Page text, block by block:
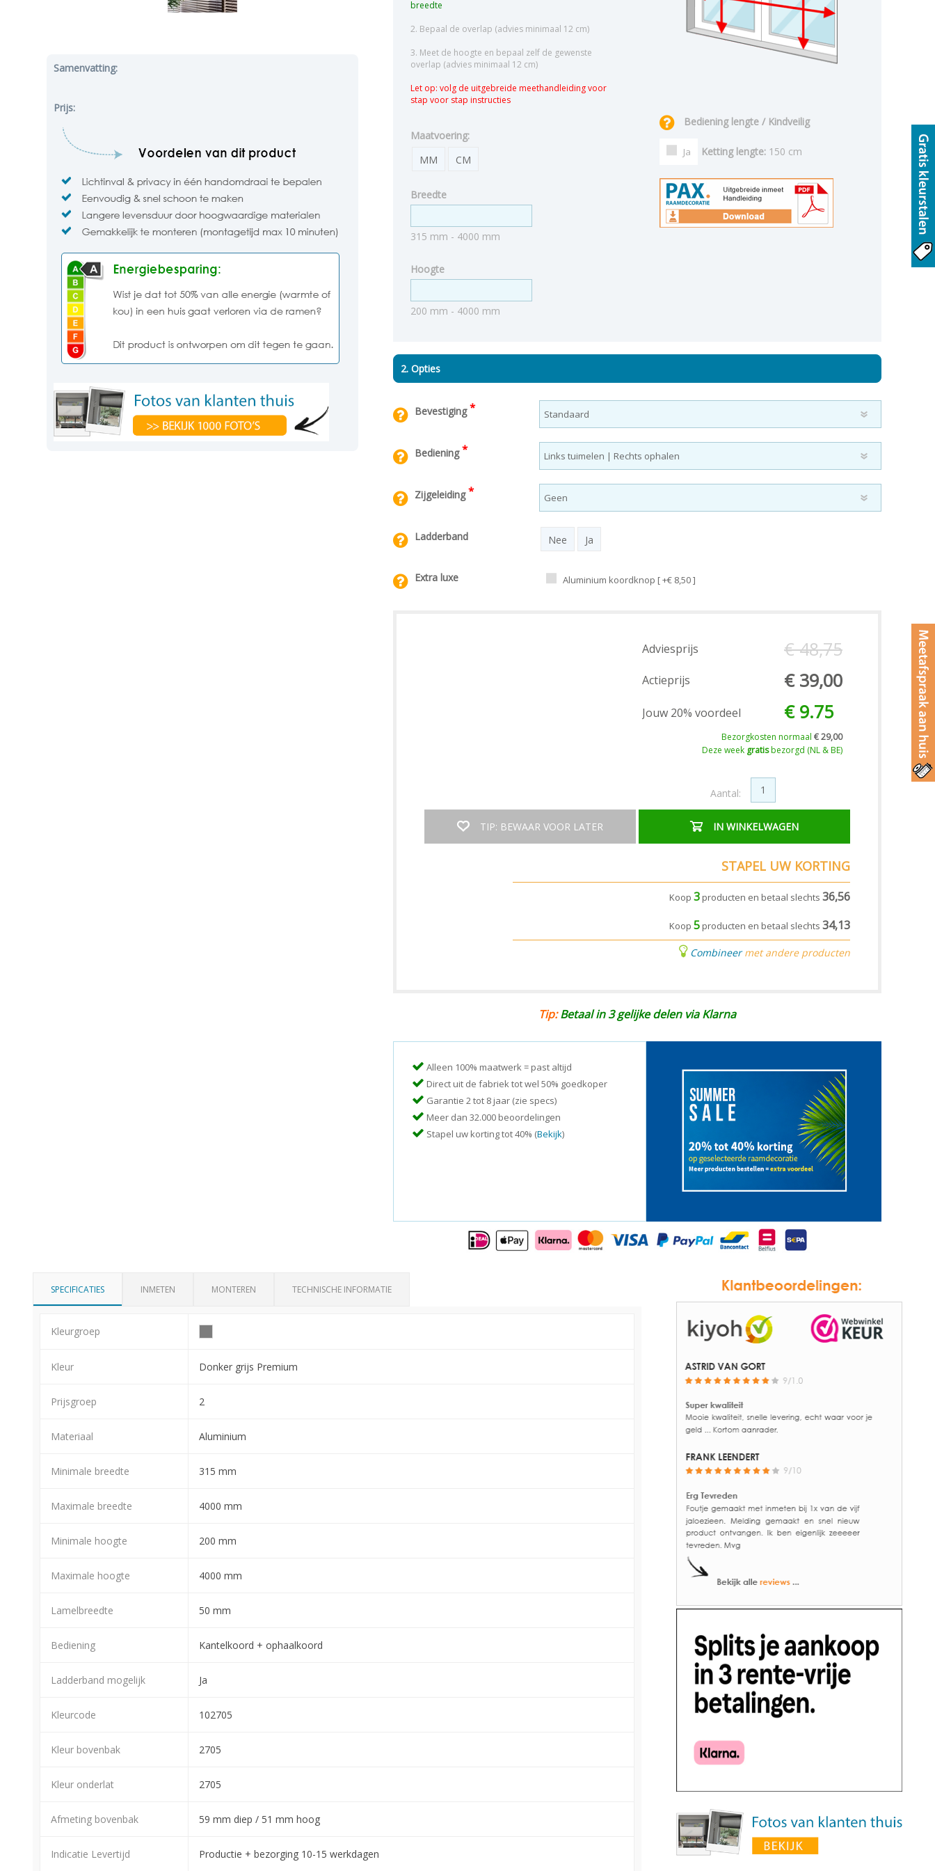
Samenvatting:
Prijs:
breedte
2. Bepaal de overlap (advies minimaal 12 cm)
3. Meet de hoogte en bepaal zelf de gewenste
overlap (advies minimaal 12 cm)
Let op: volg de uitgebreide meethandleiding voor
stap voor stap instructies
Maatvoering:
MM
CM
Breedte
315 mm - 4000 mm
Hoogte
200 mm - 4000 mm
Bediening lengte / Kindveilig
Ja Ketting lengte: 150 cm
2. Opties
Bevestiging*
Bediening*
Zijgeleiding*
Ladderband Nee Ja
Extra luxe Aluminium koordknop [ +€ 8,50 ]
Adviesprijs € 48,75
Actieprijs € 39,00
Jouw 20% voordeel € 9.75
Bezorgkosten normaal € 29,00
Deze week gratisbezorgd (NL & BE)
TIP: BEWAAR VOOR LATER
Aantal:
IN WINKELWAGEN
STAPEL UW KORTING
Koop 3 producten en betaal slechts 36,56
Koop 5 producten en betaal slechts 34,13
Combineermet andere producten
Tip:Betaal in 3 gelijke delen via Klarna
Alleen 100% maatwerk = past altijd
Direct uit de fabriek tot wel 50% goedkoper
Garantie 2 tot 8 jaar (zie specs)
Meer dan 32.000 beoordelingen
Stapel uw korting tot 40% (Bekijk)
SPECIFICATIES INMETEN MONTEREN TECHNISCHE INFORMATIE
Kleurgroep
Kleur Donker grijs Premium
Prijsgroep 2
Materiaal Aluminium
Minimale breedte 315 mm
Maximale breedte 4000 mm
Minimale hoogte 200 mm
Maximale hoogte 4000 mm
Lamelbreedte 50 mm
Bediening Kantelkoord + ophaalkoord
Ladderband mogelijk Ja
Kleurcode 102705
Kleur bovenbak 2705
Kleur onderlat 2705
Afmeting bovenbak 59 mm diep / 51 mm hoog
Indicatie Levertijd Productie + bezorging 10-15 werkdagen